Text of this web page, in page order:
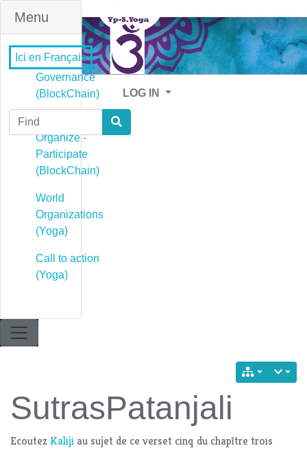
Menu
Governance
(BlockChain)
Governance -
Organize -
Participate
(BlockChain)
World
Organizations
(Yoga)
Call to action
(Yoga)
Ici en Français
LOG IN
Find
SutrasPatanjali
Ecoutez Kaliji au sujet de ce verset cinq du chapître trois